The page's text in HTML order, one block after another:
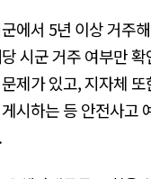
에서 5년 이상 거주
시군 거주 여부만
제가 있고, 지자체
시하는 등 안전사고